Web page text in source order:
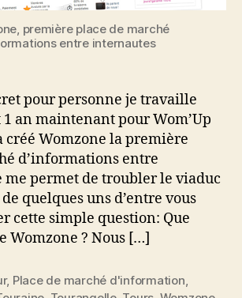
première place de marché
entre internautes
pour personne je travaille
an maintenant pour Wom’Up
créé Womzone la première
d’informations entre
me permet de troubler le viaduc
quelques uns d’entre vous
cette simple question: Que
Womzone ? Nous […]
, Place de marché d'information,